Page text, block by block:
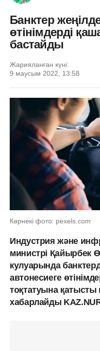
Банктер
өтінімдерді
бастайды
Жарияланған күні:
9 маусым 2022, 13:58
Көрнекі фото: pexels.com
Индустрия және
министрі Қайырбек
кулуарында
автонесиеге
тоқтатуына қатысты
хабарлайды